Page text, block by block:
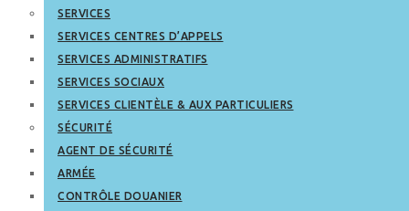
SERVICES
SERVICES CENTRES D’APPELS
SERVICES ADMINISTRATIFS
SERVICES SOCIAUX
SERVICES CLIENTÈLE & AUX PARTICULIERS
SÉCURITÉ
AGENT DE SÉCURITÉ
ARMÉE
CONTRÔLE DOUANIER